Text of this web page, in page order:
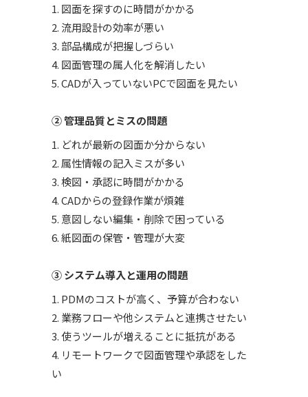
1. 図面を探すのに時間がかかる
2. 流用設計の効率が悪い
3. 部品構成が把握しづらい
4. 図面管理の属人化を解消したい
5. CADが入っていないPCで図面を見たい
② 管理品質とミスの問題
1. どれが最新の図面か分からない
2. 属性情報の記入ミスが多い
3. 検図・承認に時間がかかる
4. CADからの登録作業が煩雑
5. 意図しない編集・削除で困っている
6. 紙図面の保管・管理が大変
③ システム導入と運用の問題
1. PDMのコストが高く、予算が合わない
2. 業務フローや他システムと連携させたい
3. 使うツールが増えることに抵抗がある
4. リモートワークで図面管理や承認をした
い